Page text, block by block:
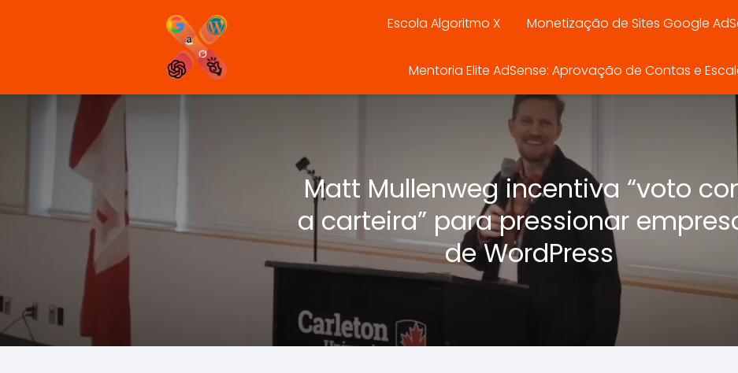
Escola Algoritmo X Monetização de Sites Google
Mentoria Elite AdSense: Aprovação de Contas e
Matt Mullenweg incentiva “voto
a carteira” para pressionar
de WordPress